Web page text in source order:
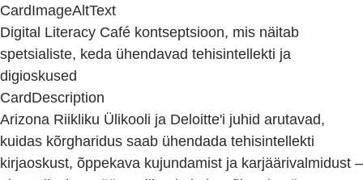
CardImageAltText
Digital Literacy Café kontseptsioon, mis näitab
spetsialiste, keda ühendavad tehisintellekti ja
digioskused
CardDescription
Arizona Riikliku Ülikooli ja Deloitte'i juhid arutavad,
kuidas kõrgharidus saab ühendada tehisintellekti
kirjaoskust, õppekava kujundamist ja karjäärivalmidust –